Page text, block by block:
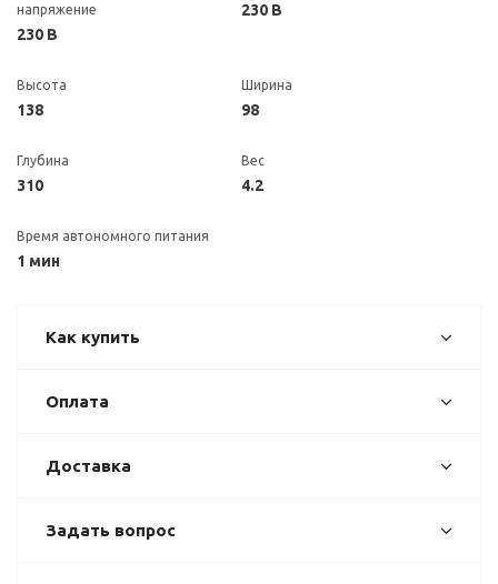
напряжение
230 В
230 В
Высота
138
Ширина
98
Глубина
310
Вес
4.2
Время автономного питания
1 мин
Как купить
Оплата
Доставка
Задать вопрос